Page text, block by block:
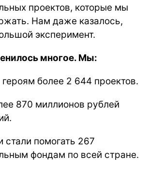
проектов, которые мы
Нам даже казалось,
эксперимент.
многое. Мы:
более 2 644 проектов.
870 миллионов рублей
стали помогать 267
фондам по всей стране.